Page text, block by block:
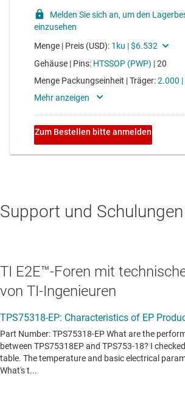
Support und Schulungen
TI E2E™-Foren mit
von TI-Ingenieuren